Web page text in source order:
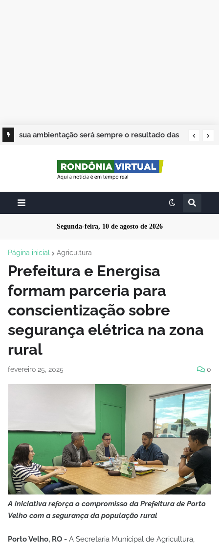
sua ambientação será sempre o resultado das
Segunda-feira, 10 de agosto de 2026
Página inicial Agricultura
Prefeitura e Energisa
formam parceria para
conscientização sobre
segurança elétrica na zona
rural
fevereiro 25, 2025 0
A iniciativa reforça o compromisso da Prefeitura de Porto
Velho com a segurança da população rural
Porto Velho, RO - A Secretaria Municipal de Agricultura,